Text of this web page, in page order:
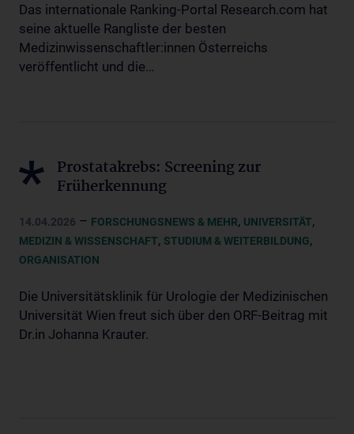
Das internationale Ranking-Portal Research.com hat
seine aktuelle Rangliste der besten
Medizinwissenschaftler:innen Österreichs
veröffentlicht und die…
Prostatakrebs: Screening zur
Früherkennung
14.04.2026 – FORSCHUNGSNEWS & MEHR, UNIVERSITÄT,
MEDIZIN & WISSENSCHAFT, STUDIUM & WEITERBILDUNG,
ORGANISATION
Die Universitätsklinik für Urologie der Medizinischen
Universität Wien freut sich über den ORF-Beitrag mit
Dr.in Johanna Krauter.